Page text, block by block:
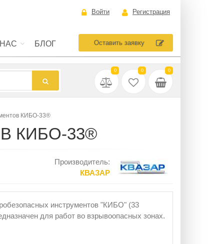
Войти Регистрация
БЛОГ Оставить заявку
0 0 0
КИБО-33®
КИБО-33®
Производитель:
КВАЗАР
инструментов "КИБО" (33
для работ во взрывоопасных зонах.